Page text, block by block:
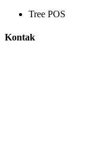
Tree POS
Kontak